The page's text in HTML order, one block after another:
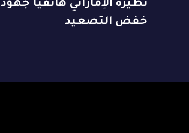
نظيره الإماراتي هاتفياً جهود
خفض التصعيد